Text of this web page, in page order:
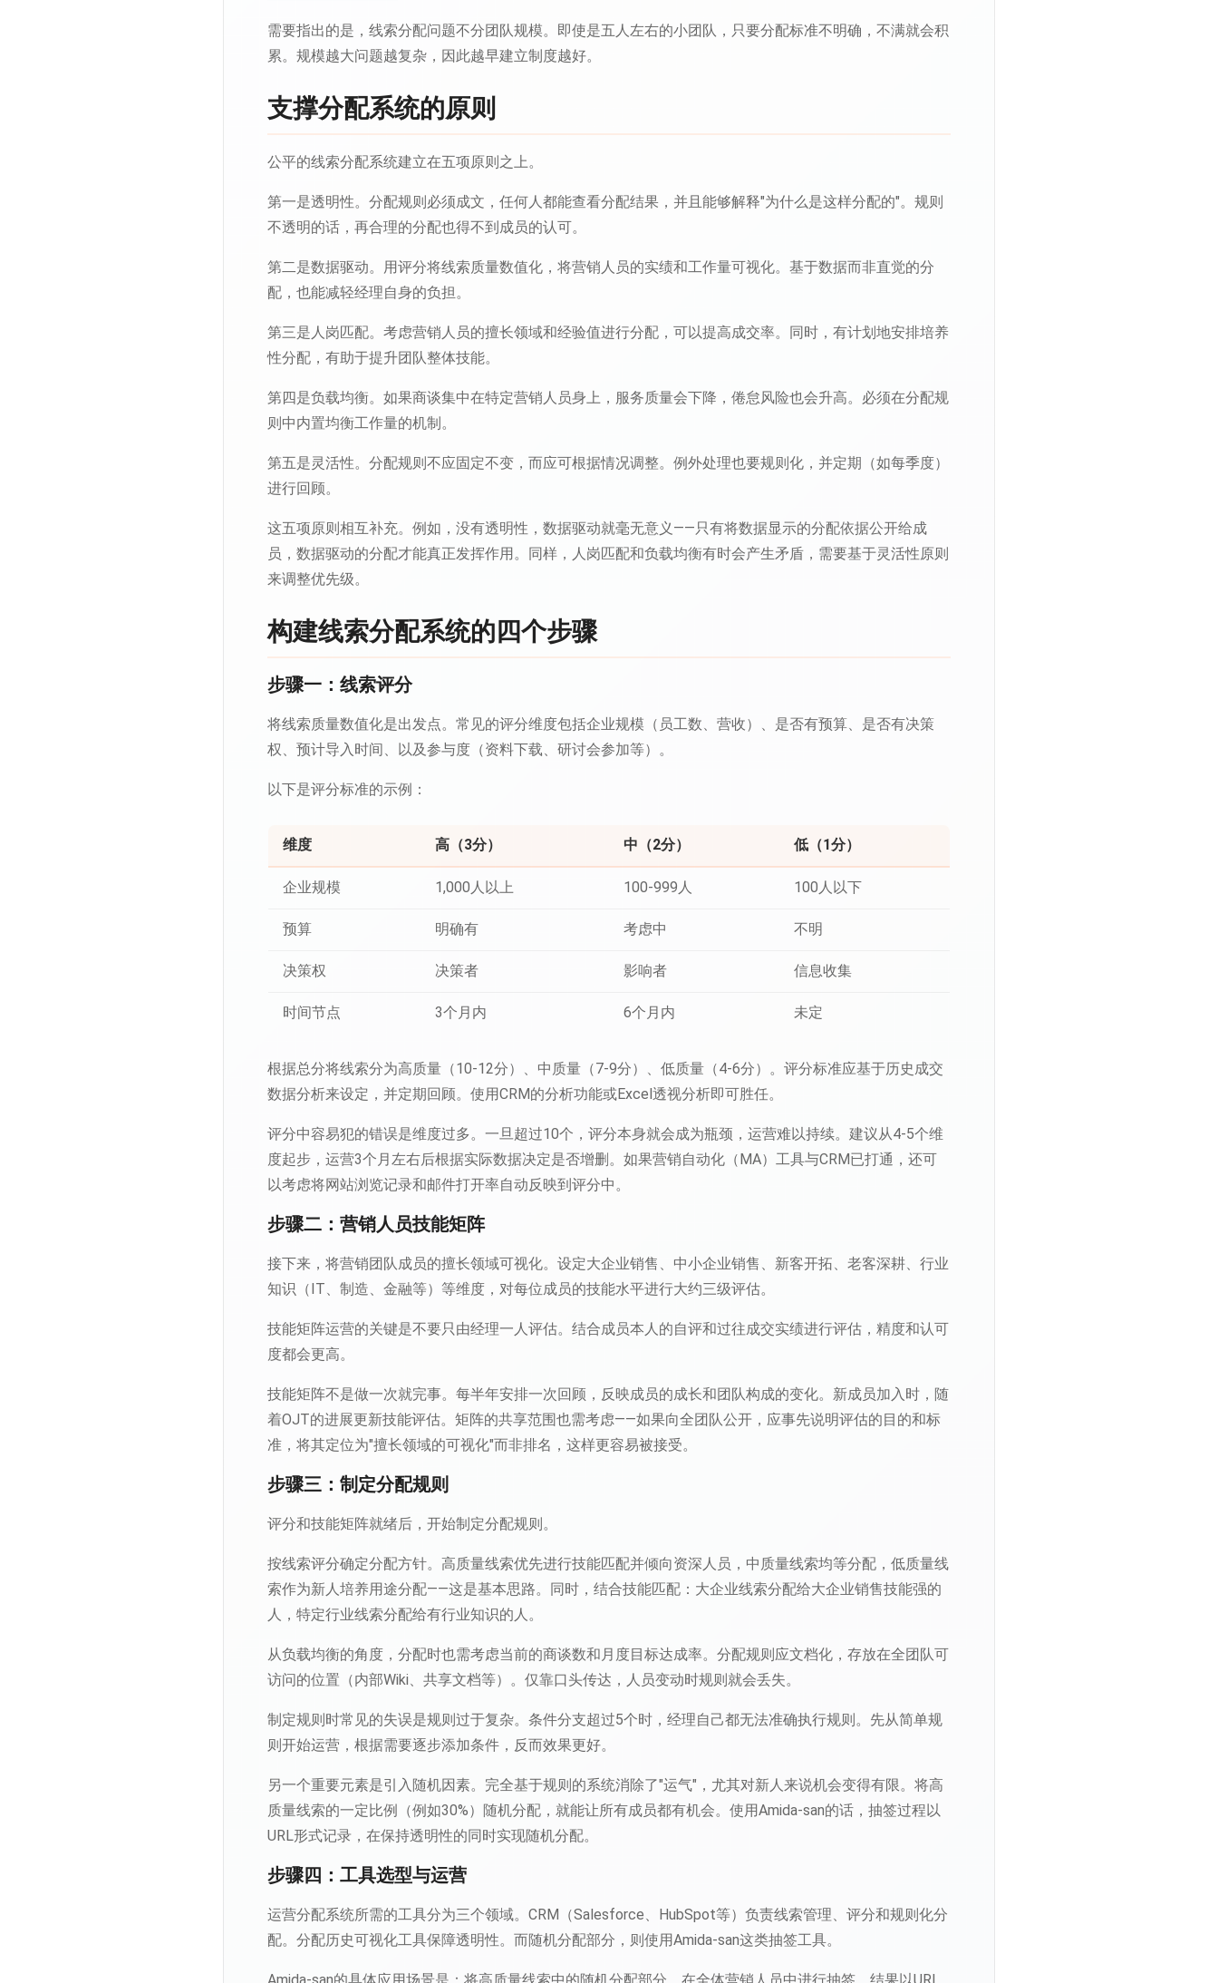
需要指出的是，线索分配问题不分团队规模。即使是五人左右的小团队，只要分配标准不明确，不满就会积
累。规模越大问题越复杂，因此越早建立制度越好。
支撑分配系统的原则
公平的线索分配系统建立在五项原则之上。
第一是透明性。分配规则必须成文，任何人都能查看分配结果，并且能够解释"为什么是这样分配的"。规则
不透明的话，再合理的分配也得不到成员的认可。
第二是数据驱动。用评分将线索质量数值化，将营销人员的实绩和工作量可视化。基于数据而非直觉的分
配，也能减轻经理自身的负担。
第三是人岗匹配。考虑营销人员的擅长领域和经验值进行分配，可以提高成交率。同时，有计划地安排培养
性分配，有助于提升团队整体技能。
第四是负载均衡。如果商谈集中在特定营销人员身上，服务质量会下降，倦怠风险也会升高。必须在分配规
则中内置均衡工作量的机制。
第五是灵活性。分配规则不应固定不变，而应可根据情况调整。例外处理也要规则化，并定期（如每季度）
进行回顾。
这五项原则相互补充。例如，没有透明性，数据驱动就毫无意义——只有将数据显示的分配依据公开给成
员，数据驱动的分配才能真正发挥作用。同样，人岗匹配和负载均衡有时会产生矛盾，需要基于灵活性原则
来调整优先级。
构建线索分配系统的四个步骤
步骤一：线索评分
将线索质量数值化是出发点。常见的评分维度包括企业规模（员工数、营收）、是否有预算、是否有决策
权、预计导入时间、以及参与度（资料下载、研讨会参加等）。
以下是评分标准的示例：
维度 高（3分） 中（2分） 低（1分）
企业规模 1,000人以上 100-999人 100人以下
预算 明确有 考虑中 不明
决策权 决策者 影响者 信息收集
时间节点 3个月内 6个月内 未定
根据总分将线索分为高质量（10-12分）、中质量（7-9分）、低质量（4-6分）。评分标准应基于历史成交
数据分析来设定，并定期回顾。使用CRM的分析功能或Excel透视分析即可胜任。
评分中容易犯的错误是维度过多。一旦超过10个，评分本身就会成为瓶颈，运营难以持续。建议从4-5个维
度起步，运营3个月左右后根据实际数据决定是否增删。如果营销自动化（MA）工具与CRM已打通，还可
以考虑将网站浏览记录和邮件打开率自动反映到评分中。
步骤二：营销人员技能矩阵
接下来，将营销团队成员的擅长领域可视化。设定大企业销售、中小企业销售、新客开拓、老客深耕、行业
知识（IT、制造、金融等）等维度，对每位成员的技能水平进行大约三级评估。
技能矩阵运营的关键是不要只由经理一人评估。结合成员本人的自评和过往成交实绩进行评估，精度和认可
度都会更高。
技能矩阵不是做一次就完事。每半年安排一次回顾，反映成员的成长和团队构成的变化。新成员加入时，随
着OJT的进展更新技能评估。矩阵的共享范围也需考虑——如果向全团队公开，应事先说明评估的目的和标
准，将其定位为"擅长领域的可视化"而非排名，这样更容易被接受。
步骤三：制定分配规则
评分和技能矩阵就绪后，开始制定分配规则。
按线索评分确定分配方针。高质量线索优先进行技能匹配并倾向资深人员，中质量线索均等分配，低质量线
索作为新人培养用途分配——这是基本思路。同时，结合技能匹配：大企业线索分配给大企业销售技能强的
人，特定行业线索分配给有行业知识的人。
从负载均衡的角度，分配时也需考虑当前的商谈数和月度目标达成率。分配规则应文档化，存放在全团队可
访问的位置（内部Wiki、共享文档等）。仅靠口头传达，人员变动时规则就会丢失。
制定规则时常见的失误是规则过于复杂。条件分支超过5个时，经理自己都无法准确执行规则。先从简单规
则开始运营，根据需要逐步添加条件，反而效果更好。
另一个重要元素是引入随机因素。完全基于规则的系统消除了"运气"，尤其对新人来说机会变得有限。将高
质量线索的一定比例（例如30%）随机分配，就能让所有成员都有机会。使用Amida-san的话，抽签过程以
URL形式记录，在保持透明性的同时实现随机分配。
步骤四：工具选型与运营
运营分配系统所需的工具分为三个领域。CRM（Salesforce、HubSpot等）负责线索管理、评分和规则化分
配。分配历史可视化工具保障透明性。而随机分配部分，则使用Amida-san这类抽签工具。